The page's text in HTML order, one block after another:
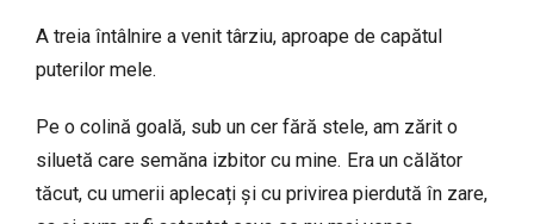
A treia întâlnire a venit târziu, aproape de capătul
puterilor mele.
Pe o colină goală, sub un cer fără stele, am zărit o
siluetă care semăna izbitor cu mine. Era un călător
tăcut, cu umerii aplecați și cu privirea pierdută în zare,